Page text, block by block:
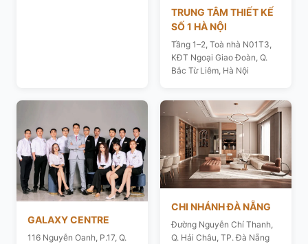
TRUNG TÂM THIẾT KẾ
SỐ 1 HÀ NỘI
Tầng 1–2, Toà nhà N01T3,
KĐT Ngoại Giao Đoàn, Q.
Bắc Từ Liêm, Hà Nội
GALAXY CENTRE
116 Nguyễn Oanh, P.17, Q.
CHI NHÁNH ĐÀ NẴNG
Đường Nguyễn Chí Thanh,
Q. Hải Châu, TP. Đà Nẵng